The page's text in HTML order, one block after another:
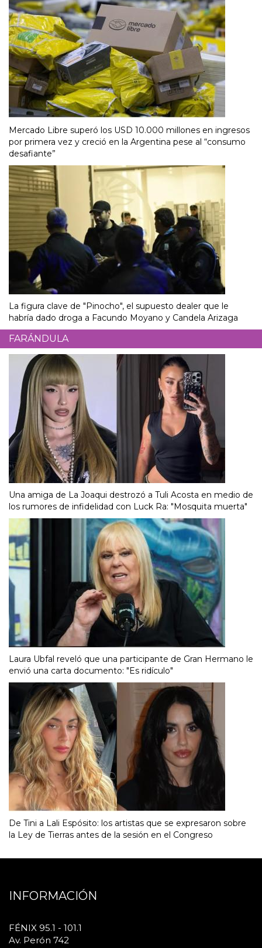
Mercado Libre superó los USD 10.000 millones en ingresos
por primera vez y creció en la Argentina pese al “consumo
desafiante”
La figura clave de "Pinocho", el supuesto dealer que le
habría dado droga a Facundo Moyano y Candela Arizaga
FARÁNDULA
Una amiga de La Joaqui destrozó a Tuli Acosta en medio de
los rumores de infidelidad con Luck Ra: "Mosquita muerta"
Laura Ubfal reveló que una participante de Gran Hermano le
envió una carta documento: "Es ridículo"
De Tini a Lali Espósito: los artistas que se expresaron sobre
la Ley de Tierras antes de la sesión en el Congreso
INFORMACIÓN
FÉNIX 95.1 - 101.1
Av. Perón 742